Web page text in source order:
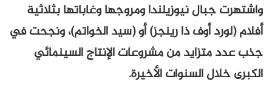
واشتهرت جبال نيوزيلندا ومروجها وغاباتها بثلاثية
أفلام (لورد أوف ذا رينجز) أو (سيد الخواتم)، ونجحت في
جذب عدد متزايد من مشروعات الإنتاج السينمائي
الكبرى خلال السنوات الأخيرة.